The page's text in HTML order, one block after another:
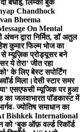
बधाई, लिम्का बुक
Chandhock
Bheema
On Mental
अंचन द्वारा निर्मित, डॉ अतुल
कुमार फिल्म भोज का
से म्यूज़िक प्रोड्यूसर बने
ये तेरा’ जीत रहा
के लिए बेस्ट सपोर्टिंग
मिला।देसी स्टार समर
एसएफसी म्यूजिक पर हुआ
का जलवाभारत पॉडकास्ट में
ज्योतिष समाधान का
Bishkek International
को ‘बुक ऑफ़ वर्ल्ड रिकॉर्ड